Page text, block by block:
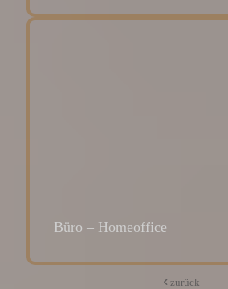
Büro – Homeoffice
zurück